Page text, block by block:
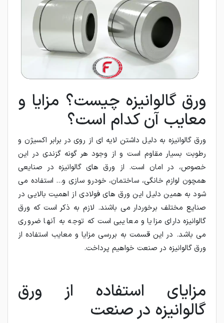
ورق گالوانیزه چیست؟ مزایا و
معایب آن کدام است؟
ورق گالوانیزه به دلیل داشتن لایه ای از روی در برابر اکسیژن و
رطوبت بسیار مقاوم است و از وجود هر گونه گزندی در این
خصوص، در امان است. از ورق های گالوانیزه در صنایعی
همچون لوازم خانگی، ساختمان، خودرو سازی و... استفاده می
شود به همین دلیل این ورق های فولادی از اهمیت بالایی در
صنایع مختلف برخوردار می باشند. لازم به ذکر است که ورق
گالوانیزه دارای مزایا و معایبی است که توجه به آنها ضروری
می باشد. در این قسمت به بررسی مزایا و معایب استفاده از
ورق گالوانیزه در صنعت خواهیم پرداخت.
مزایای استفاده از ورق
گالوانیزه در صنعت